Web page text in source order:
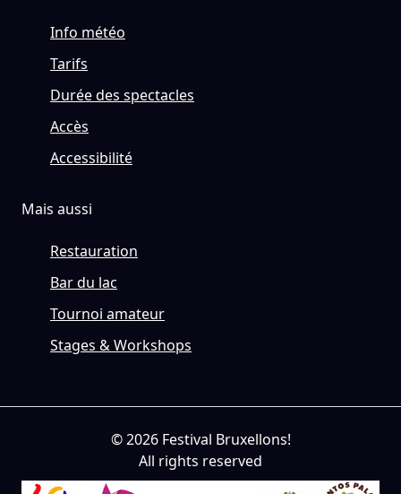
Info météo
Tarifs
Durée des spectacles
Accès
Accessibilité
Mais aussi
Restauration
Bar du lac
Tournoi amateur
Stages & Workshops
© 2026 Festival Bruxellons!
All rights reserved